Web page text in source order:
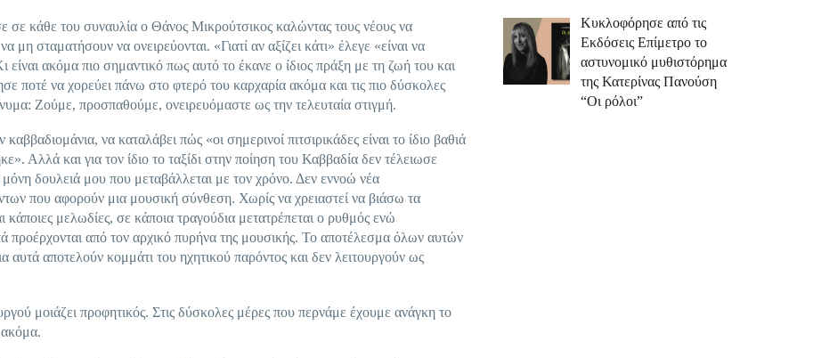
κάθε του συναυλία ο Θάνος Μικρούτσικος καλώντας τους νέους να
μη σταματήσουν να ονειρεύονται. «Γιατί αν αξίζει κάτι» έλεγε «είναι να
ακόμα πιο σημαντικό πως αυτό το έκανε ο ίδιος πράξη με τη ζωή του και
ποτέ να χορεύει πάνω στο φτερό του καρχαρία ακόμα και τις πιο δύσκολες
Ζούμε, προσπαθούμε, ονειρευόμαστε ως την τελευταία στιγμή.
να καταλάβει πώς «οι σημερινοί πιτσιρικάδες είναι το ίδιο βαθιά
Αλλά και για τον ίδιο το ταξίδι στην ποίηση του Καββαδία δεν τέλειωσε
δουλειά μου που μεταβάλλεται με τον χρόνο. Δεν εννοώ νέα
που αφορούν μια μουσική σύνθεση. Χωρίς να χρειαστεί να βιάσω τα
κάποιες μελωδίες, σε κάποια τραγούδια μετατρέπεται ο ρυθμός ενώ
προέρχονται από τον αρχικό πυρήνα της μουσικής. Το αποτέλεσμα όλων αυτών
αυτά αποτελούν κομμάτι του ηχητικού παρόντος και δεν λειτουργούν ως
μοιάζει προφητικός. Στις δύσκολες μέρες που περνάμε έχουμε ανάγκη το
Κυκλοφόρησε από τις
Εκδόσεις Επίμετρο το
αστυνομικό μυθιστόρημα
της Κατερίνας Πανούση
“Οι ρόλοι”